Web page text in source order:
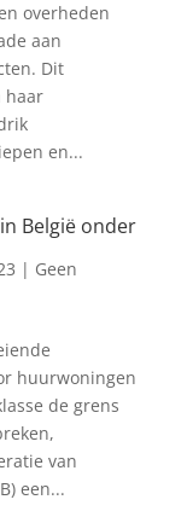
overheden
aan
Dit
haar
en...
België onder
| Geen
huurwoningen
de grens
van
een...